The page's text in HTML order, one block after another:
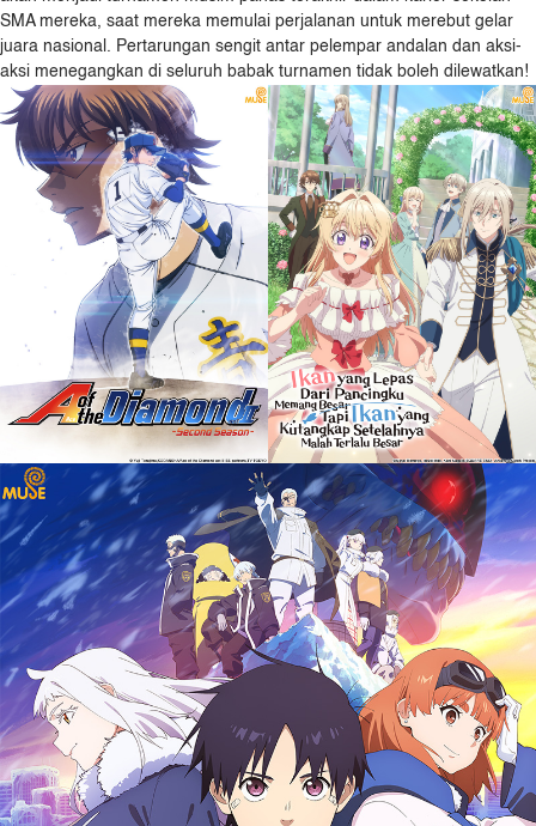
SMA mereka, saat mereka memulai perjalanan untuk merebut gelar
juara nasional. Pertarungan sengit antar pelempar andalan dan aksi-
aksi menegangkan di seluruh babak turnamen tidak boleh dilewatkan!